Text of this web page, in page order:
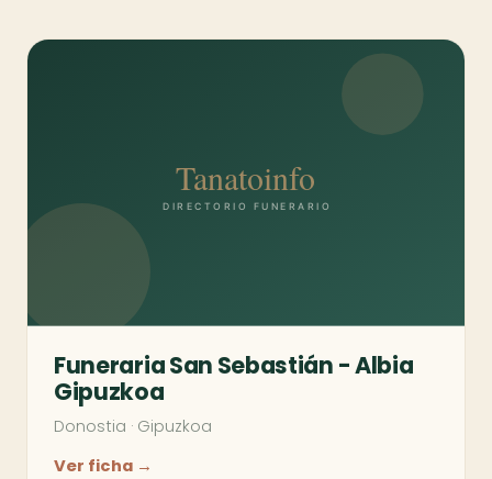
Funeraria San Sebastián - Albia
Gipuzkoa
Donostia · Gipuzkoa
Ver ficha →